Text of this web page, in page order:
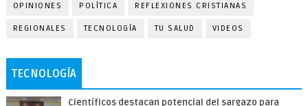
OPINIONES POLÍTICA REFLEXIONES CRISTIANAS
REGIONALES TECNOLOGÍA TU SALUD VIDEOS
TECNOLOGÍA
Científicos destacan potencial del sargazo para